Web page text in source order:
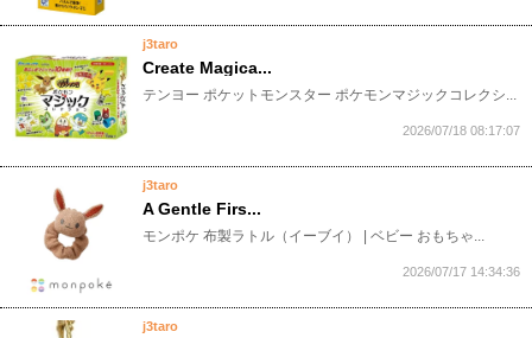
j3taro
Create Magica...
​テンヨー ポケットモンスター ポケモンマジックコレクシ...
2026/07/18 08:17:07
j3taro
A Gentle Firs...
​モンポケ 布製ラトル（イーブイ） | ベビー おもちゃ...
2026/07/17 14:34:36
j3taro